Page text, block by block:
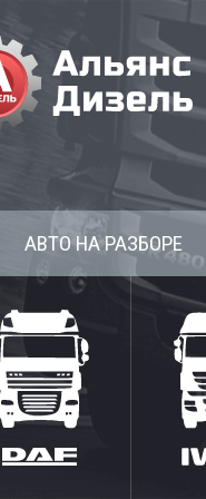
АВТО НА РАЗБОРЕ